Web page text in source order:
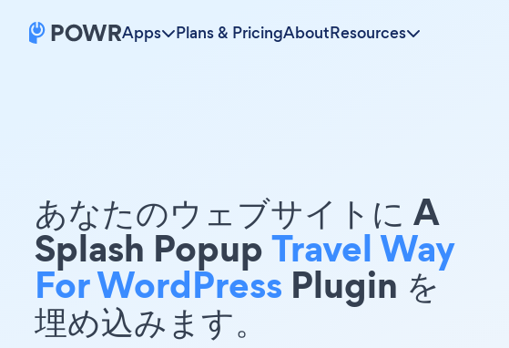
Apps Plans & PricingAboutResources
あなたのウェブサイトに A
Splash PopupTravel Way
For WordPress Plugin を
埋め込みます。